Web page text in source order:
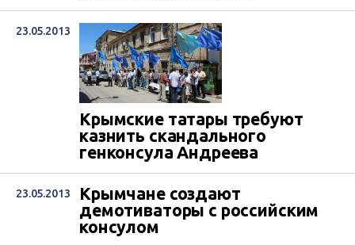
23.05.2013
Крымские татары требуют
казнить скандального
генконсула Андреева
23.05.2013
Крымчане создают
демотиваторы с российским
консулом